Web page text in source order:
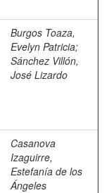
Burgos Toaza,
Evelyn Patricia;
Sánchez Villón,
José Lizardo
Casanova
Izaguirre,
Estefanía de los
Ángeles